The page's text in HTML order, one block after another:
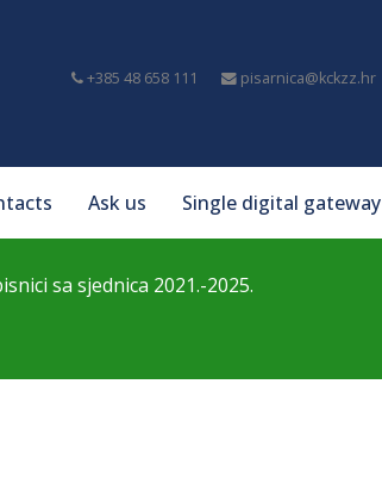
+385 48 658 111 pisarnica@kckzz.hr
Ask us Single digital gateway
sa sjednica 2021.-2025.